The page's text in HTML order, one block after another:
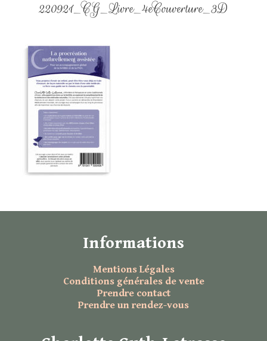
220921_CG_Livre_4eCouverture_3D
Informations
Mentions Légales
Conditions générales de vente
Prendre contact
Prendre un rendez-vous